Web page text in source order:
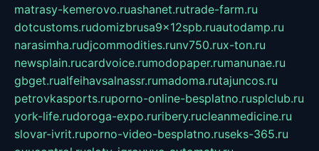
matrasy-kemerovo.ruashanet.rutrade-farm.ru
dotcustoms.rudomizbrusa9x12spb.ruautodamp.ru
narasimha.rudjcommodities.runv750.rux-ton.ru
newsplain.rucardvoice.rumodopaper.rumanunae.ru
gbget.rualfeihavsalnassr.rumadoma.rutajuncos.ru
petrovkasports.ruporno-online-besplatno.rusplclub.ru
york-life.rudoroga-expo.ruribery.rucleanmedicine.ru
slovar-ivrit.ruporno-video-besplatno.ruseks-365.ru